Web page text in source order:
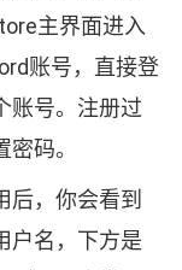
主界面进入
账号，直接登
账号。注册过
码。
后，你会看到
户名，下方是